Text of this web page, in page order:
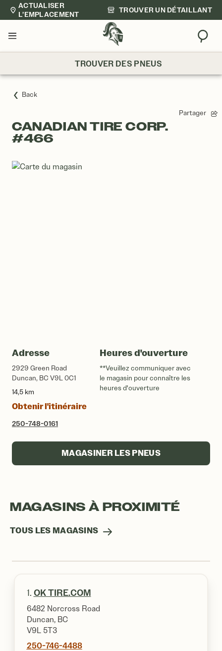
ACTUALISER
L’EMPLACEMENT
TROUVER UN DÉTAILLANT
Menu
TROUVER DES PNEUS
Back
Partager
CANADIAN TIRE CORP.
#466
Adresse
2929 Green Road
Duncan, BC V9L 0C1
14,5 km
Obtenir l'itinéraire
250-748-0161
Heures d'ouverture
**Veuillez communiquer avec
le magasin pour connaître les
heures d'ouverture
MAGASINER LES PNEUS
MAGASINS À PROXIMITÉ
TOUS LES MAGASINS
1. OK TIRE.COM
6482 Norcross Road
Duncan, BC
V9L 5T3
250-746-4488